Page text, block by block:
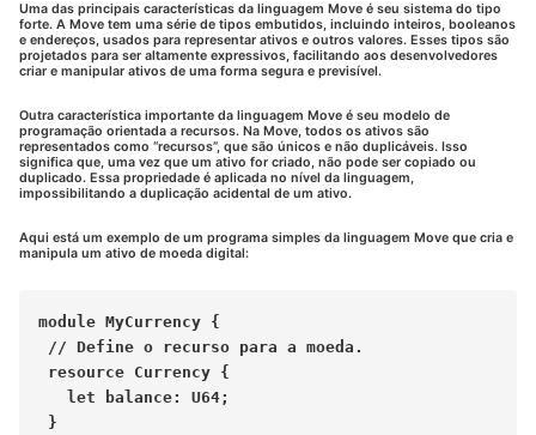
Uma das principais características da linguagem Move é seu sistema do tipo
forte. A Move tem uma série de tipos embutidos, incluindo inteiros, booleanos
e endereços, usados para representar ativos e outros valores. Esses tipos são
projetados para ser altamente expressivos, facilitando aos desenvolvedores
criar e manipular ativos de uma forma segura e previsível.
Outra característica importante da linguagem Move é seu modelo de
programação orientada a recursos. Na Move, todos os ativos são
representados como “recursos”, que são únicos e não duplicáveis. Isso
significa que, uma vez que um ativo for criado, não pode ser copiado ou
duplicado. Essa propriedade é aplicada no nível da linguagem,
impossibilitando a duplicação acidental de um ativo.
Aqui está um exemplo de um programa simples da linguagem Move que cria e
manipula um ativo de moeda digital:
module MyCurrency {
// Define o recurso para a moeda.
resource Currency {
   let balance: U64;
}